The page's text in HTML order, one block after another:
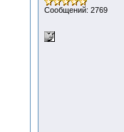
Сообщений: 2769